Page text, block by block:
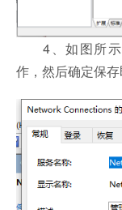
4、如图所示
作，然后确定保存